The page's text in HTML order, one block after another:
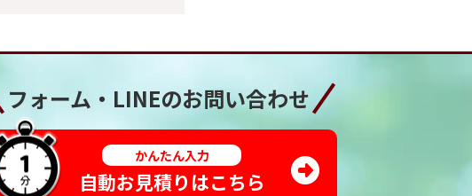
フォーム・LINEのお問い合わせ
かんたん入力
自動お見積りはこちら